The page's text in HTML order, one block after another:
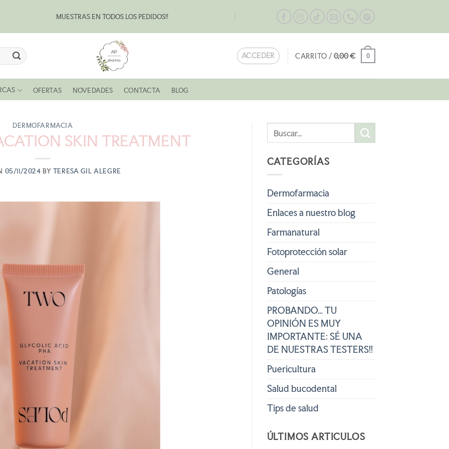
MUESTRAS EN TODOS LOS PEDIDOS!!
ACCEDER CARRITO /0,00€ 0
OFERTAS NOVEDADES CONTACTA BLOG
DERMOFARMACIA
SKIN TREATMENT
05/11/2024 BY TERESA GIL ALEGRE
CATEGORÍAS
Dermofarmacia
Enlaces a nuestro blog
Farmanatural
Fotoprotección solar
General
Patologías
PROBANDO… TU
OPINIÓN ES MUY
IMPORTANTE: SÉ UNA
DE NUESTRAS TESTERS!!
Puericultura
Salud bucodental
Tips de salud
ÚLTIMOS ARTICULOS